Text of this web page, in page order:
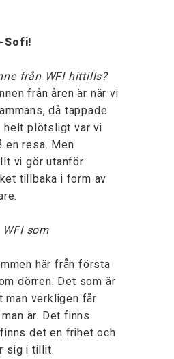
Sofi!
från WFI hittills?
från åren är när vi
då tappade
helt plötsligt var vi
en resa. Men
vi gör utanför
tillbaka i form av
som
här från första
dörren. Det som är
man verkligen får
är. Det finns
det en frihet och
sig i tillit.